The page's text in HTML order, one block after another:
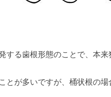
る歯根形態のことで、本
が多いですが、桶状根の